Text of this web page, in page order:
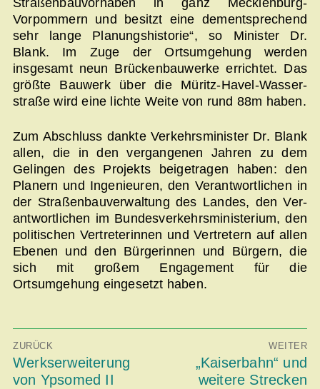
Straßenbauvorhaben in ganz Meck­lenburg-
Vorpommern und besitzt eine dementsprechend
sehr lange Planungshistorie“, so Minister Dr.
Blank. Im Zuge der Ortsumgehung werden
insgesamt neun Brückenbauwerke errichtet. Das
größte Bauwerk über die Müritz-Havel-Wasser­
straße wird eine lichte Weite von rund 88m haben.
Zum Abschluss dankte Verkehrsminister Dr. Blank
allen, die in den vergangenen Jahren zu dem
Gelingen des Projekts bei­getragen haben: den
Planern und Ingenieuren, den Verant­wortlichen in
der Straßenbauverwaltung des Landes, den Ver­
antwortlichen im Bundesverkehrsministerium, den
politischen Vertreterinnen und Vertretern auf allen
Ebenen und den Bür­gerinnen und Bürgern, die
sich mit großem Engagement für die
Ortsumgehung eingesetzt haben.
Beitragsnavigation
ZURÜCK
Vorheriger
Beitrag:
Werkserweiterung
von Ypsomed II
WEITER
Nächster
Beitrag:
„Kaiserbahn“ und
weitere Strecken